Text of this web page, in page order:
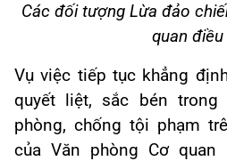
Các đối tượng Lừa đảo
quan điều
Vụ việc tiếp tục khẳng
quyết liệt, sắc bén
phòng, chống tội phạm
của Văn phòng Cơ quan